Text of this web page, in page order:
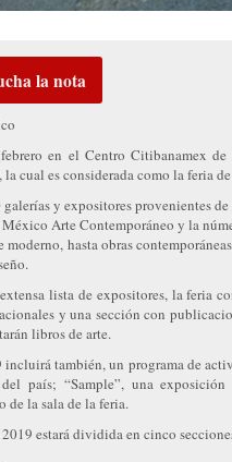
la nota
en el Centro Citibanamex
cual es considerada como la feria
galerías y expositores provenientes
Arte Contemporáneo y la
moderno, hasta obras
lista de expositores, la feria
y una sección con
libros de arte.
también, un programa de
del país; “Sample”, una
de la sala de la feria.
estará dividida en cinco